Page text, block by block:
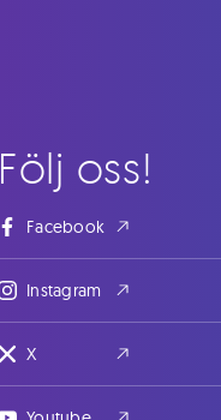
Följ oss!
Facebook
Instagram
X